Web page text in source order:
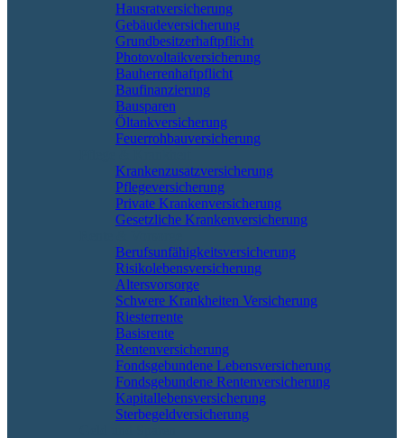
Hausratversicherung
Gebäudeversicherung
Grundbesitzerhaftpflicht
Photovoltaikversicherung
Bauherrenhaftpflicht
Baufinanzierung
Bausparen
Öltankversicherung
Feuerrohbauversicherung
Krankenzusatzversicherung
Pflegeversicherung
Private Krankenversicherung
Gesetzliche Krankenversicherung
Berufs­unfähigkeitsversicherung
Risikolebensversicherung
Altersvorsorge
Schwere Krankheiten Versicherung
Riesterrente
Basisrente
Rentenversicherung
Fondsgebundene Lebensversicherung
Fondsgebundene Rentenversicherung
Kapitallebensversicherung
Sterbegeldversicherung